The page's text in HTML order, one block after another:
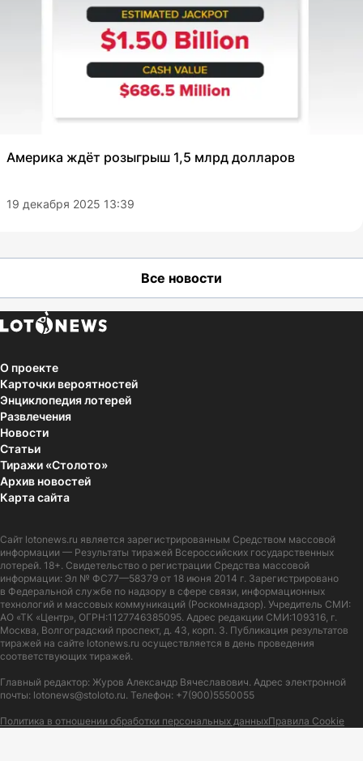
Америка ждёт розыгрыш 1,5 млрд долларов
19 декабря 2025 13:39
Все новости
О проекте
Карточки вероятностей
Энциклопедия лотерей
Развлечения
Новости
Статьи
Тиражи «Столото»
Архив новостей
Карта сайта
Сайт lotonews.ru является зарегистрированным Средством массовой
информации — Результаты тиражей Всероссийских государственных
лотерей. 18+. Свидетельство о регистрации Средства массовой
информации: Эл № ФС77—58379 от 18 июня 2014 г. Зарегистрировано
в Федеральной службе по надзору в сфере связи, информационных
технологий и массовых коммуникаций (Роскомнадзор). Учредитель СМИ:
АО «ТК «Центр», ОГРН:1127746385095. Адрес редакции СМИ:109316, г.
Москва, Волгоградский проспект, д. 43, корп. 3. Публикация результатов
тиражей на сайте lotonews.ru осуществляется в день проведения
соответствующих тиражей.
Главный редактор: Журов Александр Вячеславович. Адрес электронной
почты: lotonews@stoloto.ru. Телефон: +7(900)5550055
Политика в отношении обработки персональных данныхПравила Cookie